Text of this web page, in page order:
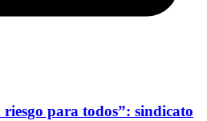
para todos”: sindicato